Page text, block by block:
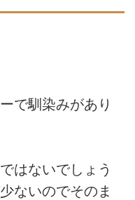
で馴染みがあり
はないでしょう
ないのでそのま